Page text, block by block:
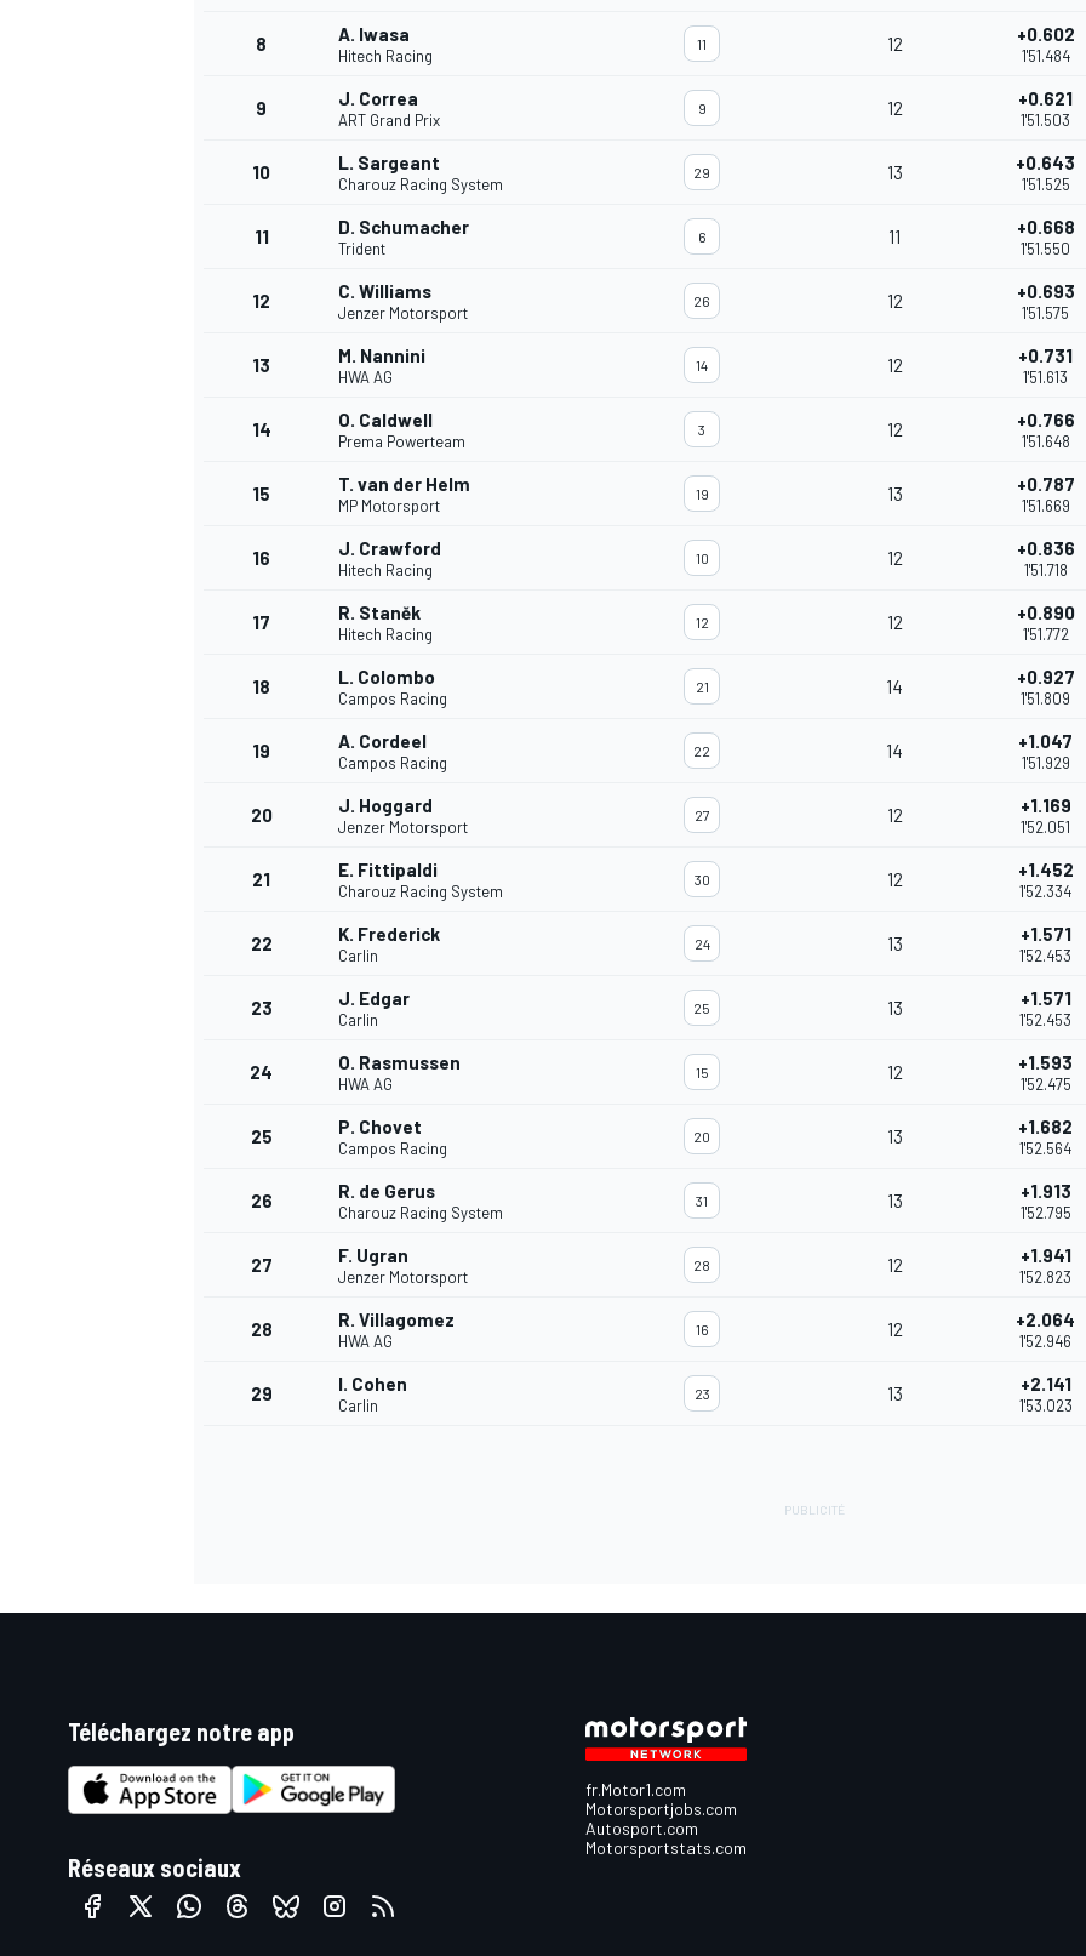
8 A. Iwasa
Hitech Racing
11 12 +0.602
1'51.484
9 J. Correa
ART Grand Prix
9 12 +0.621
1'51.503
10 L. Sargeant
Charouz Racing System
29 13 +0.643
1'51.525
11 D. Schumacher
Trident
6 11 +0.668
1'51.550
12 C. Williams
Jenzer Motorsport
26 12 +0.693
1'51.575
13 M. Nannini
HWA AG
14 12 +0.731
1'51.613
14 O. Caldwell
Prema Powerteam
3 12 +0.766
1'51.648
15 T. van der Helm
MP Motorsport
19 13 +0.787
1'51.669
16 J. Crawford
Hitech Racing
10 12 +0.836
1'51.718
17 R. Staněk
Hitech Racing
12 12 +0.890
1'51.772
18 L. Colombo
Campos Racing
21 14 +0.927
1'51.809
19 A. Cordeel
Campos Racing
22 14 +1.047
1'51.929
20 J. Hoggard
Jenzer Motorsport
27 12 +1.169
1'52.051
21 E. Fittipaldi
Charouz Racing System
30 12 +1.452
1'52.334
22 K. Frederick
Carlin
24 13 +1.571
1'52.453
23 J. Edgar
Carlin
25 13 +1.571
1'52.453
24 O. Rasmussen
HWA AG
15 12 +1.593
1'52.475
25 P. Chovet
Campos Racing
20 13 +1.682
1'52.564
26 R. de Gerus
Charouz Racing System
31 13 +1.913
1'52.795
27 F. Ugran
Jenzer Motorsport
28 12 +1.941
1'52.823
28 R. Villagomez
HWA AG
16 12 +2.064
1'52.946
29 I. Cohen
Carlin
23 13 +2.141
1'53.023
Téléchargez notre app
Réseaux sociaux
fr.Motor1.com
Motorsportjobs.com
Autosport.com
Motorsportstats.com